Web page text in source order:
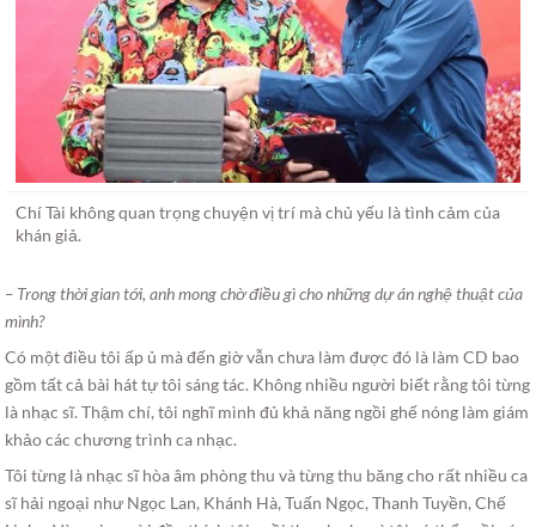
Chí Tài không quan trọng chuyện vị trí mà chủ yếu là tình cảm của
khán giả.
– Trong thời gian tới, anh mong chờ điều gì cho những dự án nghệ thuật của
mình?
Có một điều tôi ấp ủ mà đến giờ vẫn chưa làm được đó là làm CD bao
gồm tất cả bài hát tự tôi sáng tác. Không nhiều người biết rằng tôi từng
là nhạc sĩ. Thậm chí, tôi nghĩ mình đủ khả năng ngồi ghế nóng làm giám
khảo các chương trình ca nhạc.
Tôi từng là nhạc sĩ hòa âm phòng thu và từng thu băng cho rất nhiều ca
sĩ hải ngoại như Ngọc Lan, Khánh Hà, Tuấn Ngọc, Thanh Tuyền, Chế